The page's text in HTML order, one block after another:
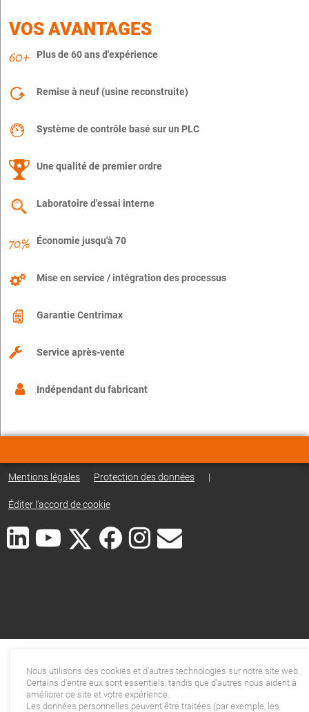
VOS AVANTAGES
Plus de 60 ans d'expérience
Remise à neuf (usine reconstruite)
Système de contrôle basé sur un PLC
Une qualité de premier ordre
Laboratoire d'essai interne
Économie jusqu'à 70
Mise en service / intégration des processus
Garantie Centrimax
Service après-vente
Indépendant du fabricant
Mentions légales Protection des données |
Éditer l'accord de cookie
Nous utilisons des cookies et d'autres technologies sur notre site web.
Certains d'entre eux sont essentiels, tandis que d'autres nous aident à
améliorer ce site et votre expérience.
Les données personnelles peuvent être traitées (par exemple, les